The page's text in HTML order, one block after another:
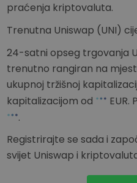
praćenja kriptovaluta.
Trenutna Uniswap (UNI)
24-satni opseg trgovanja
trenutno rangiran na
ukupnoj tržišnoj
kapitalizacijom od
EUR.
.
Registrirajte se sada i
svijet Uniswap i